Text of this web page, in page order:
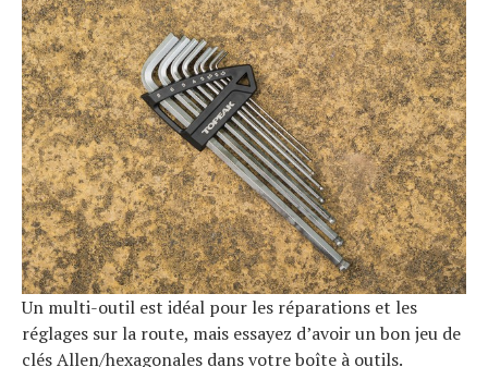
Un multi-outil est idéal pour les réparations et les
réglages sur la route, mais essayez d’avoir un bon jeu de
clés Allen/hexagonales dans votre boîte à outils.